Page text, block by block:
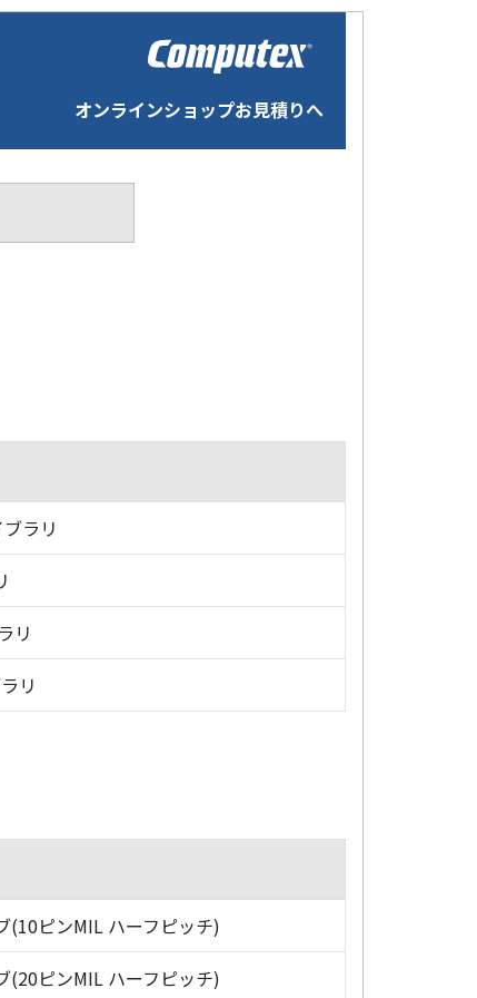
オンラインショップお見積りへ
ラリ
リ
リ
(10ピンMIL ハーフピッチ)
(20ピンMIL ハーフピッチ)